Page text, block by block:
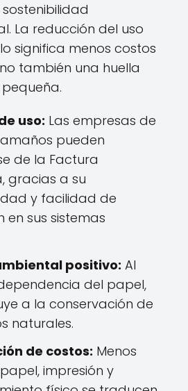
La reducción del uso
significa menos costos
también una huella
uso: Las empresas de
pueden
de la Factura
gracias a su
y facilidad de
en sus sistemas
positivo: Al
del papel,
a la conservación de
naturales.
de costos: Menos
impresión y